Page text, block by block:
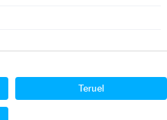
Teruel